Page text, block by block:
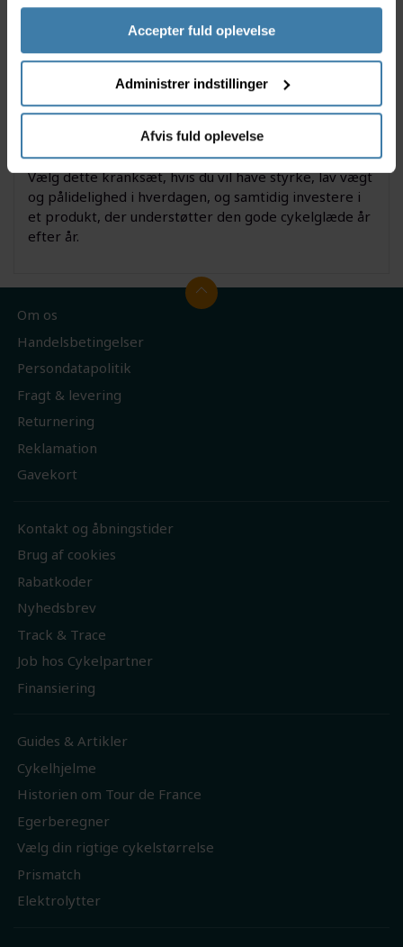
Accepter fuld oplevelse
Administrer indstillinger
Afvis fuld oplevelse
daglig transport eller motionsbrug. Uanset om du
cykler gennem byens gader, eller tager lange ture i
weekenden, får du et kranksæt, der bidrager til en
glidende og stabil køreoplevelse. Det er velegnet til
både erfarne ryttere og dig, der ønsker opgradering
af din nuværende cykel.
Derfor skal du vælge Kranksæt Pro Alu 170mm 42T
3/32”
Vælg dette kranksæt, hvis du vil have styrke, lav vægt
og pålidelighed i hverdagen, og samtidig investere i
et produkt, der understøtter den gode cykelglæde år
efter år.
Om os
Handelsbetingelser
Persondatapolitik
Fragt & levering
Returnering
Reklamation
Gavekort
Kontakt og åbningstider
Brug af cookies
Rabatkoder
Nyhedsbrev
Track & Trace
Job hos Cykelpartner
Finansiering
Guides & Artikler
Cykelhjelme
Historien om Tour de France
Egerberegner
Vælg din rigtige cykelstørrelse
Prismatch
Elektrolytter